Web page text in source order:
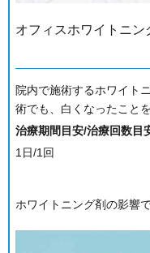
オフィスホワイトニン
院内で施術するホワイト
術でも、白くなったこと
治療期間目安/治療回数目
1日/1回
ホワイトニング剤の影響